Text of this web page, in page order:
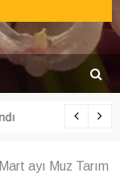
Mart ayı Muz Tarım